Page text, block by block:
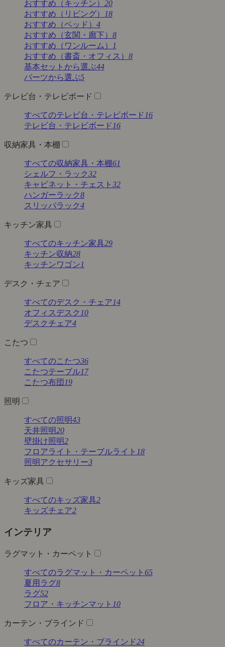
おすすめ（キッチン） 20
おすすめ（リビング）
18
おすすめ（ベッド） 4
おすすめ（玄関・廊下） 8
おすすめ（ワンルーム）
1
おすすめ（書斎・オフィス） 8
基本セットから選ぶ44
パーツから選ぶ5
テレビ台・テレビボード
すべてのテレビ台・テレビボード 16
テレビ台・テレビボード 16
収納家具・本棚
すべての収納家具・本棚61
シェルフ・ラック32
キャビネット・チェスト 32
ハンガーラック8
スリッパラック4
キッチン家具
すべてのキッチン家具29
キッチン収納28
キッチンワゴン1
デスク・チェア
すべてのデスク・チェア14
オフィスデスク 10
デスクチェア4
こたつ
すべてのこたつ36
こたつテーブル17
こたつ布団 19
照明
すべての照明43
天井照明20
壁掛け照明2
フロアライト・テーブルライト 18
照明アクセサリー3
キッズ家具
すべてのキッズ家具2
キッズチェア2
インテリア
ラグマット・カーペット
すべてのラグマット・カーペット 65
夏用ラグ8
ラグ52
フロア・キッチンマット 10
カーテン・ブラインド
すべてのカーテン・ブラインド24